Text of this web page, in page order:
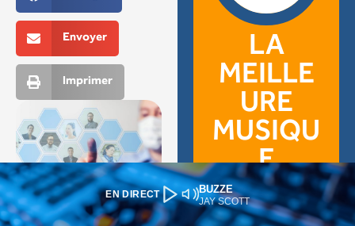
EN DIRECT BUZZE
JAY SCOTT